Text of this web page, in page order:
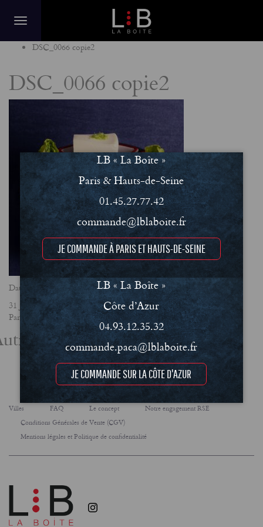
DSC_0066 copie2
DSC_0066 copie2
Date
31 janvier 2023
Partager
actualités
Villes FAQ Le concept
Notre engagement RSE
Conditions Générales de Vente (CGV)
Mentions légales et Politique de confidentialité
LB « La Boîte »
Paris & Hauts-de-Seine
01.45.27.77.42
commande@lblaboite.fr
JE COMMANDE À PARIS ET HAUTS-DE-SEINE
LB « La Boîte »
Côte d’Azur
04.93.12.35.32
commande.paca@lblaboite.fr
JE COMMANDE SUR LA CÔTE D'AZUR